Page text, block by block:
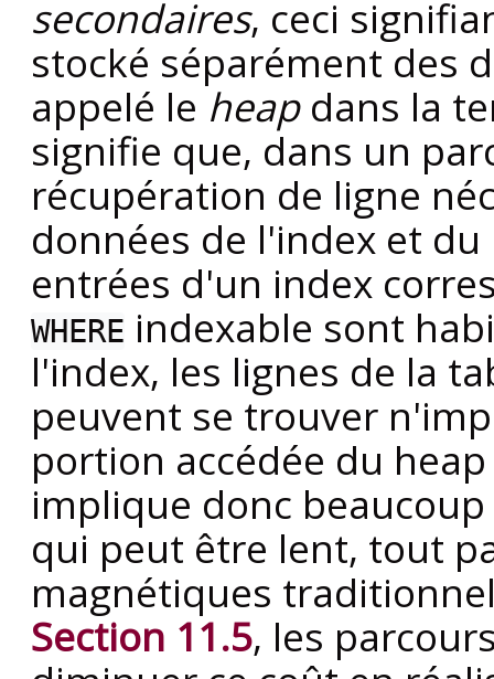
secondaires, ceci
stocké séparément des
appelé le heapdans la
signifie que, dans un
récupération de ligne
données de l'index et
entrées d'un index
WHERE indexable sont
l'index, les lignes de la
peuvent se trouver
portion accédée du
implique donc
qui peut être lent, tout
magnétiques
Section 11.5, les